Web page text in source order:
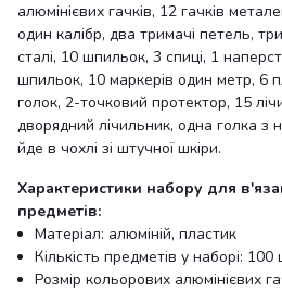
алюмінієвих гачків, 12 гачків
один калібр, два тримачі петель,
сталі, 10 шпильок, 3 спиці, 1
шпильок, 10 маркерів один метр, 6
голок, 2-точковий протектор, 15
дворядний лічильник, одна голка з
йде в чохлі зі штучної шкіри.
Характеристики набору для
предметів:
Матеріал: алюміній, пластик
Кількість предметів у наборі: 100
Розмір кольорових алюмінієвих